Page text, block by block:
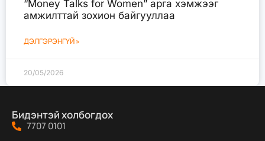
“Money Talks for Women” арга хэмжээг
амжилттай зохион байгууллаа
ДЭЛГЭРЭНГҮЙ »
20/05/2026
Бидэнтэй холбогдох
7707 0101